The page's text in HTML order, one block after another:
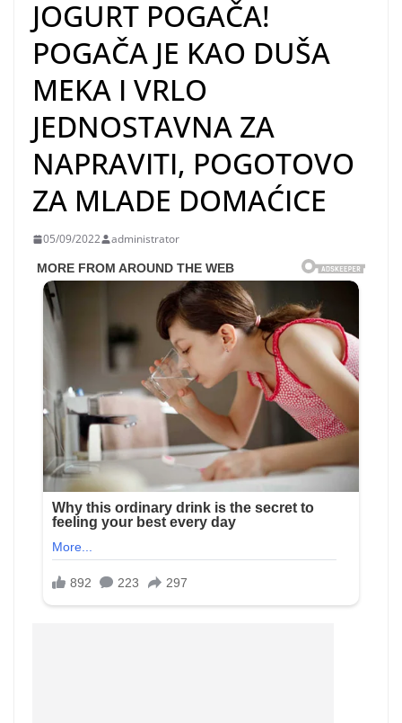
JOGURT POGAČA!
POGAČA JE KAO DUŠA
MEKA I VRLO
JEDNOSTAVNA ZA
NAPRAVITI, POGOTOVO
ZA MLADE DOMAĆICE
05/09/2022 administrator